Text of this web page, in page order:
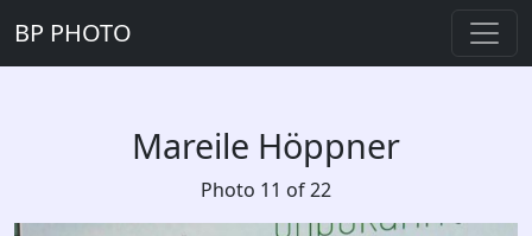
BP PHOTO
Mareile Höppner
Photo 11 of 22